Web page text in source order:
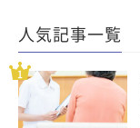
人気記事一覧